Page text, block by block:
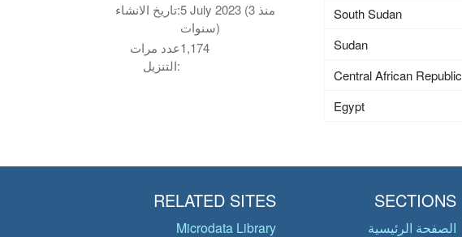
تاريخ الانشاء:5 July 2023 (منذ 3
سنوات)
عدد مرات
التنزيل:
1,174
South Sudan
Sudan
Central African Republic
Egypt
SECTIONS
الصفحة الرئيسية
RELATED SITES
Microdata Library